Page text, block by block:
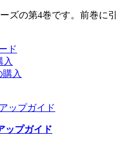
ズの第4巻です。前巻
ド
入
入
ップガイド